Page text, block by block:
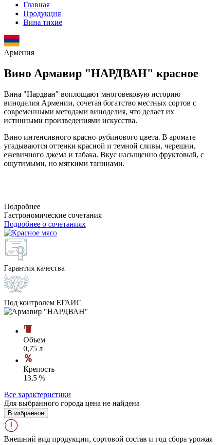
Главная
Продукция
Вина тихие
Армения
Вино Армавир "НАРДВАН" красное
Вина "Нардван" воплощают многовековую историю
виноделия Армении, сочетая богатство местных сортов с
современными методами виноделия, что делает их
истинными произведениями искусства.
Вино интенсивного красно-рубинового цвета. В аромате
угадываются оттенки красной и темной сливы, черешни,
ежевичного джема и табака. Вкус насыщенно фруктовый, с
ощутимыми, но мягкими танинами.
Подробнее
Гастрономические сочетания
Подробнее о сочетаниях
Гарантия качества
Под контролем ЕГАИС
Объем
0,75 л
Крепость
13,5 %
Все характеристики
Для выбранного города цена не найдена
В избранное
Внешний вид продукции, сортовой состав и год сбора урожая